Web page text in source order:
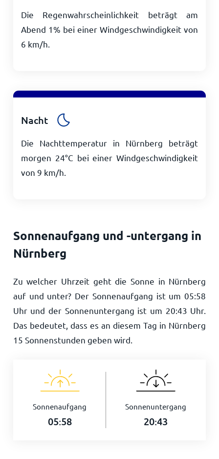
Die Regenwahrscheinlichkeit beträgt am
Abend 1% bei einer Windgeschwindigkeit von
6 km/h
Nacht
Die Nachttemperatur in Nürnberg beträgt
morgen 24°C bei einer Windgeschwindigkeit
von 9 km/h
Sonnenaufgang und -untergang in
Nürnberg
Zu welcher Uhrzeit geht die Sonne in Nürnberg
auf und unter? Der Sonnenaufgang ist um05:58
Uhr und der Sonnenuntergang ist um 20:43 Uhr.
Das bedeutet, dass es an diesem Tag in Nürnberg
15 Sonnenstunden geben wird.
Sonnenaufgang
05:58
Sonnenuntergang
20:43